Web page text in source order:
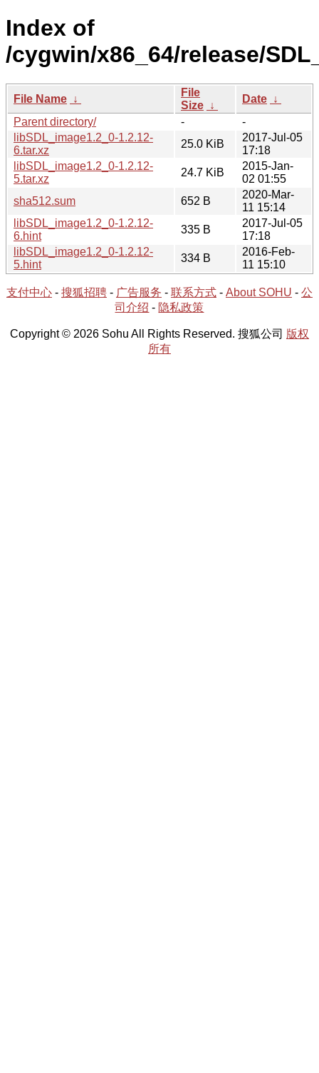
Index of
/cygwin/x86_64/release/
File Name ↓
File
Size ↓
Date ↓
Parent directory/
-
-
libSDL_image1.2_0-1.2.12-
6.tar.xz
25.0 KiB
2017-Jul-05
17:18
libSDL_image1.2_0-1.2.12-
5.tar.xz
24.7 KiB
2015-Jan-
02 01:55
sha512.sum
652 B
2020-Mar-
11 15:14
libSDL_image1.2_0-1.2.12-
6.hint
335 B
2017-Jul-05
17:18
libSDL_image1.2_0-1.2.12-
5.hint
334 B
2016-Feb-
11 15:10
支付中心 - 搜狐招聘 - 广告服务 - 联系方式 - About SOHU - 公
司介绍 - 隐私政策
Copyright © 2026 Sohu All Rights Reserved. 搜狐公司 版权
所有